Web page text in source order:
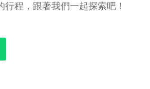
程，跟著我們一起探索吧！